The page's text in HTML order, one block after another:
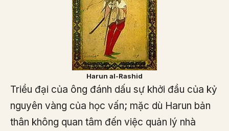
Harun al-Rashid
Triều đại của ông đánh dấu sự khởi đầu của kỷ
nguyên vàng của học vấn; mặc dù Harun bản
thân không quan tâm đến việc quản lý nhà